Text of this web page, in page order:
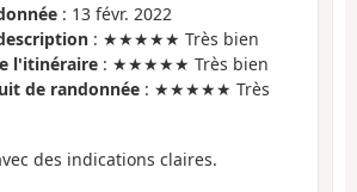
: 13 févr. 2022
: ★★★★★ Très bien
l'itinéraire : ★★★★★ Très bien
de randonnée : ★★★★★ Très
des indications claires.